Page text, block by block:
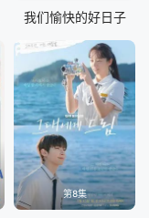
我们愉快的好日子
第8集